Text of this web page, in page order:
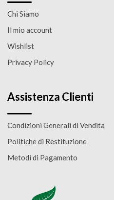
Chi Siamo
Il mio account
Wishlist
Privacy Policy
Assistenza Clienti
Condizioni Generali di Vendita
Politiche di Restituzione
Metodi di Pagamento